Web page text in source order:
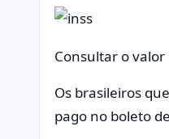
Consultar o
Os brasileiros
pago no boleto